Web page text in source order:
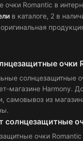
очки Romantic в
в каталоге, 2 в
очки
солнцезащитные
магазине Harmony.
самовывоз из
солнцезащитные
очки Romantic